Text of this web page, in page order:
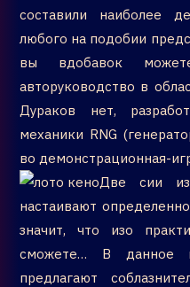
составили наиболее
любого на подобии
вы вдобавок
авторуководство в
Дураков нет,
механики RNG
во демонстрационная-
Две сии
настаивают
значит, что изо
сможете… В данное
предлагают